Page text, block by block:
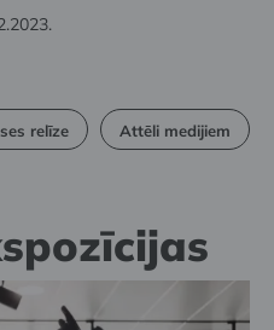
relīze Attēli medijiem